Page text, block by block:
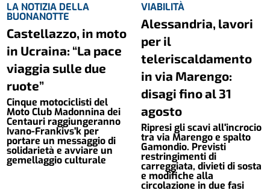
LA NOTIZIA DELLA
BUONANOTTE
Castellazzo, in moto
in Ucraina: “La pace
viaggia sulle due
ruote”
Cinque motociclisti del
Moto Club Madonnina dei
Centauri raggiungeranno
Ivano-Frankivs'k per
portare un messaggio di
solidarietà e avviare un
gemellaggio culturale
VIABILITÀ
Alessandria, lavori
per il
teleriscaldamento
in via Marengo:
disagi fino al 31
agosto
Ripresi gli scavi all'incrocio
tra via Marengo e spalto
Gamondio. Previsti
restringimenti di
carreggiata, divieti di sosta
e modifiche alla
circolazione in due fasi